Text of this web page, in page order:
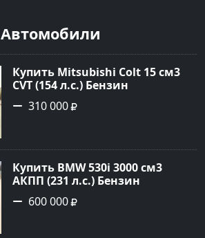
Автомобили
Купить Mitsubishi Colt 15 см3
CVT (154 л.с.) Бензин
турбонаддув в Краснодар:
цвет Чёрный металик Хетчбэк
сайте Авторынок23
310 000
Купить BMW 530i 3000 см3
АКПП (231 л.с.) Бензин
инжектор в Новороссийск:
цвет серый Седан 2004 года по
600 000